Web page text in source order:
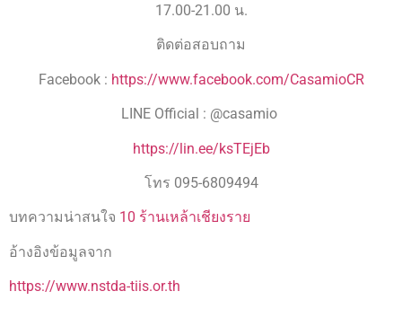
17.00-21.00 น.
ติดต่อสอบถาม
Facebook : https://www.facebook.com/CasamioCR
LINE Official : @casamio
https://lin.ee/ksTEjEb
โทร 095-6809494
บทความน่าสนใจ 10 ร้านเหล้าเชียงราย
อ้างอิงข้อมูลจาก
https://www.nstda-tiis.or.th